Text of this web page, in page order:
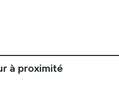
à proximité